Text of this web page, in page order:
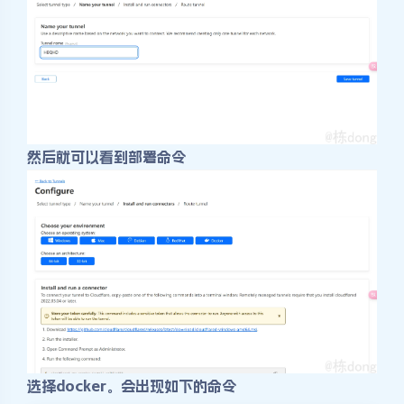
然后就可以看到部署命令
选择docker。会出现如下的命令